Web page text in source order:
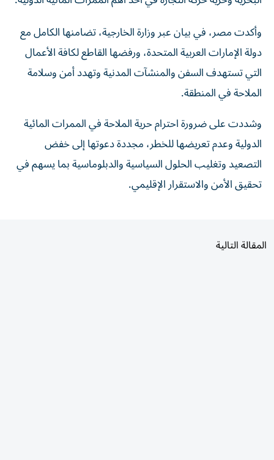
دولة الإمارات العربية المتحدة، ورفضها القاطع لكافة الأعمال
التي تستهدف السفن والمنشآت المدنية وتهدد أمن وسلامة
الملاحة في المنطقة.
الدولية وعدم تعريضها للخطر، مجددة دعوتها إلى خفض
التصعيد وتغليب الحلول السياسية والدبلوماسية بما يسهم في
تحقيق الأمن والاستقرار الإقليمي.